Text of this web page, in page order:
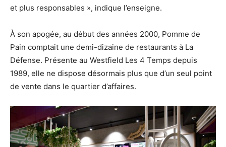
et plus responsables », indique l’enseigne.
À son apogée, au début des années 2000, Pomme de
Pain comptait une demi-dizaine de restaurants à La
Défense. Présente au Westfield Les 4 Temps depuis
1989, elle ne dispose désormais plus que d’un seul point
de vente dans le quartier d’affaires.